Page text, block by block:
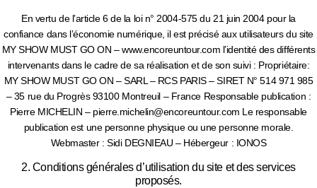
En vertu de l’article 6 de la loi n° 2004-575 du 21 juin 2004 pour la
confiance dans l’économie numérique, il est précisé aux utilisateurs du site
MY SHOW MUST GO ON – www.encoreuntour.com l’identité des différents
intervenants dans le cadre de sa réalisation et de son suivi : Propriétaire:
MY SHOW MUST GO ON – SARL – RCS PARIS – SIRET N° 514 971 985
– 35 rue du Progrès 93100 Montreuil – France Responsable publication :
Pierre MICHELIN – pierre.michelin@encoreuntour.com Le responsable
publication est une personne physique ou une personne morale.
Webmaster : Sidi DEGNIEAU – Hébergeur : IONOS
2. Conditions générales d’utilisation du site et des services
proposés.